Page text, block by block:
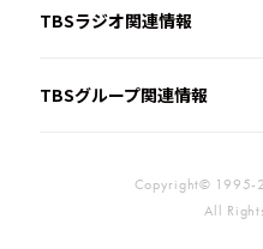
TBSラジオ関連情報
TBSグループ関連情報
Copyright© 1995-
All